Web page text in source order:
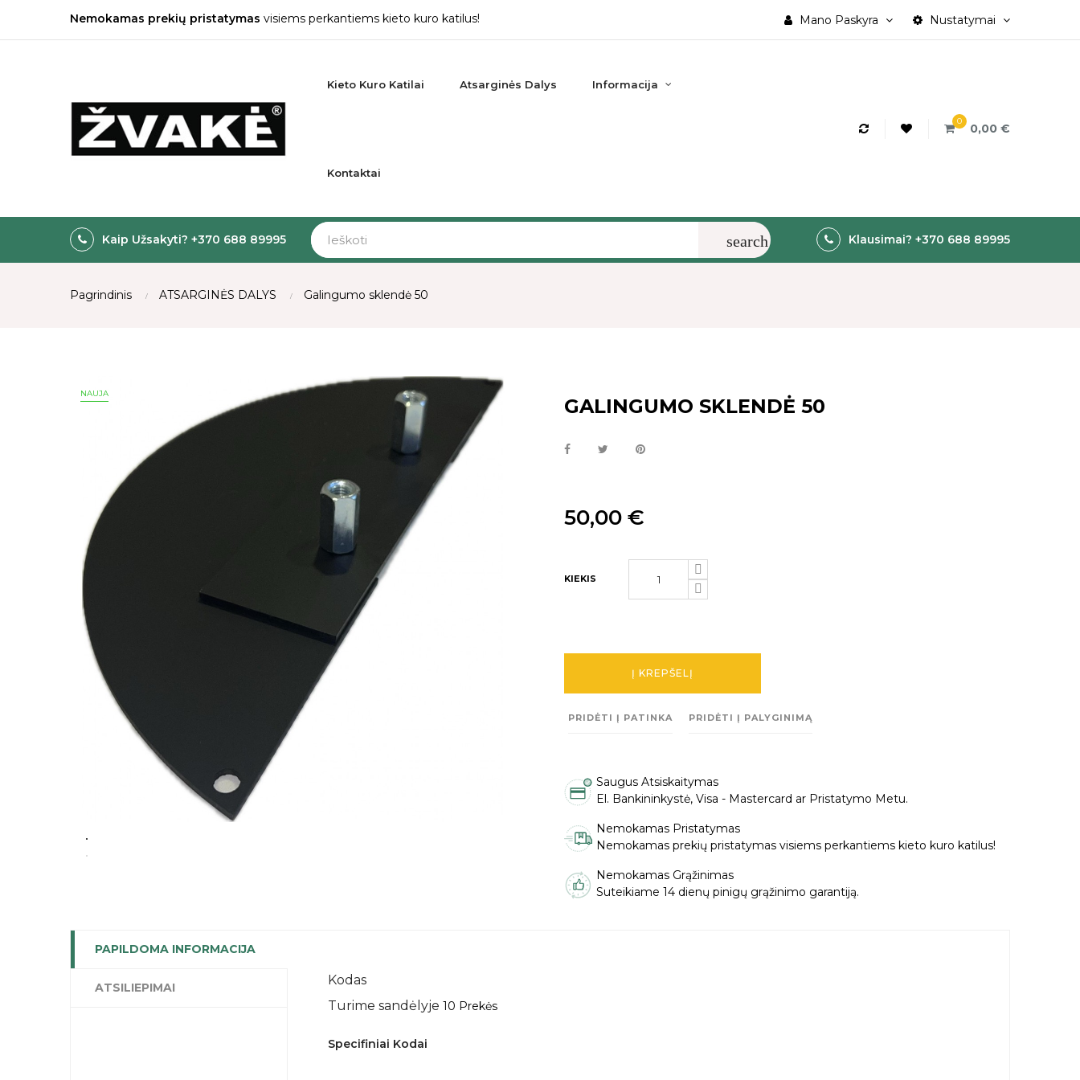
Nemokamas prekių pristatymas visiems perkantiems kieto kuro katilus! Nustatymai
Mano Paskyra
Kieto Kuro Katilai Atsarginės Dalys Informacija
Kontaktai
0 0,00 €
Kaip Užsakyti? +370 688 89995 search Klausimai? +370 688 89995
Pagrindinis ATSARGINĖS DALYS Galingumo sklendė 50
NAUJA
GALINGUMO SKLENDĖ 50
50,00 €
KIEKIS
Į KREPŠELĮ
PRIDĖTI Į PATINKA PRIDĖTI Į PALYGINIMĄ
Saugus Atsiskaitymas
El. Bankininkystė, Visa - Mastercard ar Pristatymo Metu.
Nemokamas Pristatymas
Nemokamas prekių pristatymas visiems perkantiems kieto kuro katilus!
Nemokamas Grąžinimas
Suteikiame 14 dienų pinigų grąžinimo garantiją.
PAPILDOMA INFORMACIJA
ATSILIEPIMAI
Kodas
Turime sandėlyje 10 Prekės
Specifiniai Kodai